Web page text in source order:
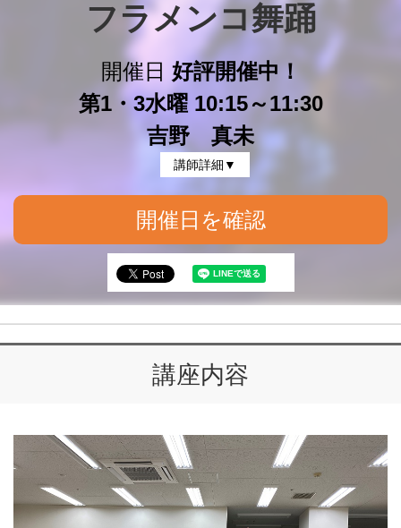
フラメンコ舞踊
開催日 好評開催中！
第1・3水曜 10:15～11:30
吉野 真未
講師詳細▼
開催日を確認
講座内容